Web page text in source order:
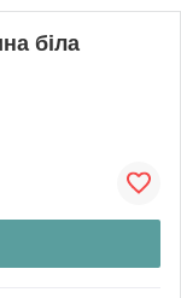
біла